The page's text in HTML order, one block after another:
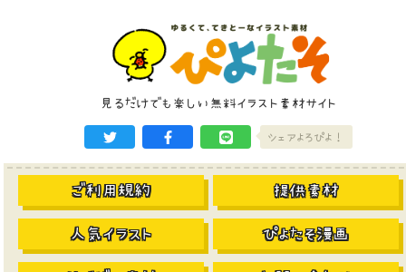
見るだけでも楽しい無料イラスト素材サイト
シェアよろぴよ！
ご利用規約 提供素材
人気イラスト ぴよたそ漫画